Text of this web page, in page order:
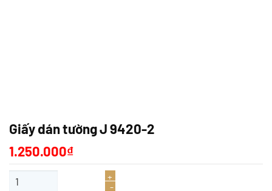
Giấy dán tường J 9420-2
1.250.000₫
Giấy dán tường J 9420-2 số lượng